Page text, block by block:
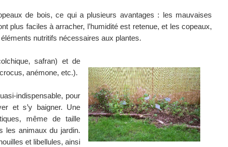
de bois, ce qui a plusieurs avantages : les mauvaises
plus faciles à arracher, l’humidité est retenue, et les copeaux,
nutritifs nécessaires aux plantes.
safran) et de
anémone, etc.).
indispensable, pour
et s’y baigner. Une
même de taille
les animaux du jardin.
et libellules, ainsi